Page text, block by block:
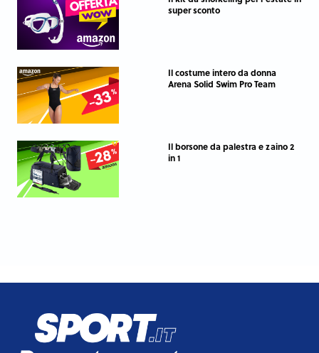
super sconto
Il costume intero da donna
Arena Solid Swim Pro Team
Il borsone da palestra e zaino 2
in 1